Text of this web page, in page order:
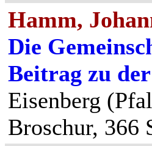
Hamm,
Die
Beitrag zu
Eisenberg
Broschur, 366